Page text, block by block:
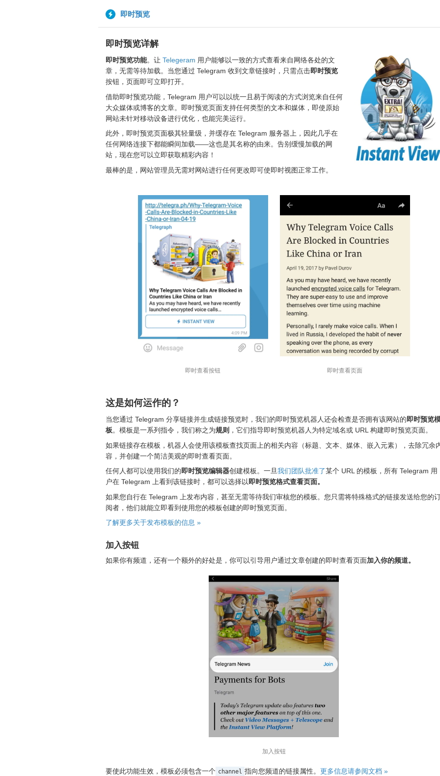
即时预览
即时预览详解
即时预览功能。让 Telegeram 用户能够以一致的方式查看来自网络各处的文
章，无需等待加载。当您通过 Telegram 收到文章链接时，只需点击即时预览
按钮，页面即可立即打开。
借助即时预览功能，Telegram 用户可以以统一且易于阅读的方式浏览来自任何
大众媒体或博客的文章。即时预览页面支持任何类型的文本和媒体，即使原始
网站未针对移动设备进行优化，也能完美运行。
此外，即时预览页面极其轻量级，并缓存在 Telegram 服务器上，因此几乎在
任何网络连接下都能瞬间加载——这也是其名称的由来。告别缓慢加载的网
站，现在您可以立即获取精彩内容！
最棒的是，网站管理员无需对网站进行任何更改即可使即时视图正常工作。
即时查看按钮 即时查看页面
这是如何运作的？
当您通过 Telegram 分享链接并生成链接预览时，我们的即时预览机器人还会检查是否拥有该网站的即时预览
板。模板是一系列指令，我们称之为规则 ，它们指导即时预览机器人为特定域名或 URL 构建即时预览页面。
如果链接存在模板，机器人会使用该模板查找页面上的相关内容（标题、文本、媒体、嵌入元素），去除冗余
容，并创建一个简洁美观的即时查看页面。
任何人都可以使用我们的即时预览编辑器创建模板。一旦我们团队批准了某个 URL 的模板，所有 Telegram 用
户在 Telegram 上看到该链接时，都可以选择以即时预览格式查看页面。
如果您自行在 Telegram 上发布内容，甚至无需等待我们审核您的模板。您只需将特殊格式的链接发送给您的
阅者，他们就能立即看到使用您的模板创建的即时预览页面。
了解更多关于发布模板的信息 »
加入按钮
如果你有频道，还有一个额外的好处是，你可以引导用户通过文章创建的即时查看页面加入你的频道。
加入按钮
要使此功能生效，模板必须包含一个 channel 指向您频道的链接属性。 更多信息请参阅文档 »